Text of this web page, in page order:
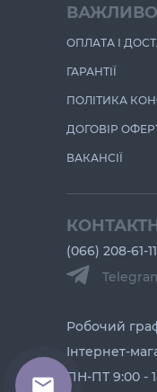
ОПЛАТА І
ГАРАНТІЇ
ПОЛІТИКА
ДОГОВІР
ВАКАНСІЇ
(066) 208-61-11
Робочий
Інтернет-
ПН-ПТ 9:00 -